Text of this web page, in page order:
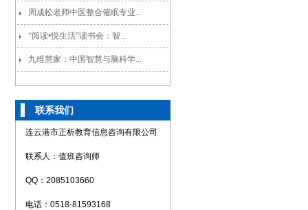
周成松老师中医整合催眠专业...
“阅读•悦生活”读书会：智...
九维慧家：中国智慧与脑科学...
联系我们
连云港市正析教育信息咨询有限公司
联系人：值班咨询师
QQ：2085103660
电话：0518-81593168